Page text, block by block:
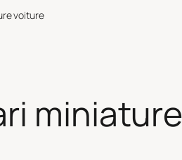
voiture
miniature